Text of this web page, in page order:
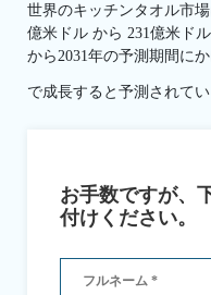
世界のキッチンタオル市
億米ドル から 231億米ド
から2031年の予測期間に
で成長すると予測されてい
お手数ですが、
付けください。